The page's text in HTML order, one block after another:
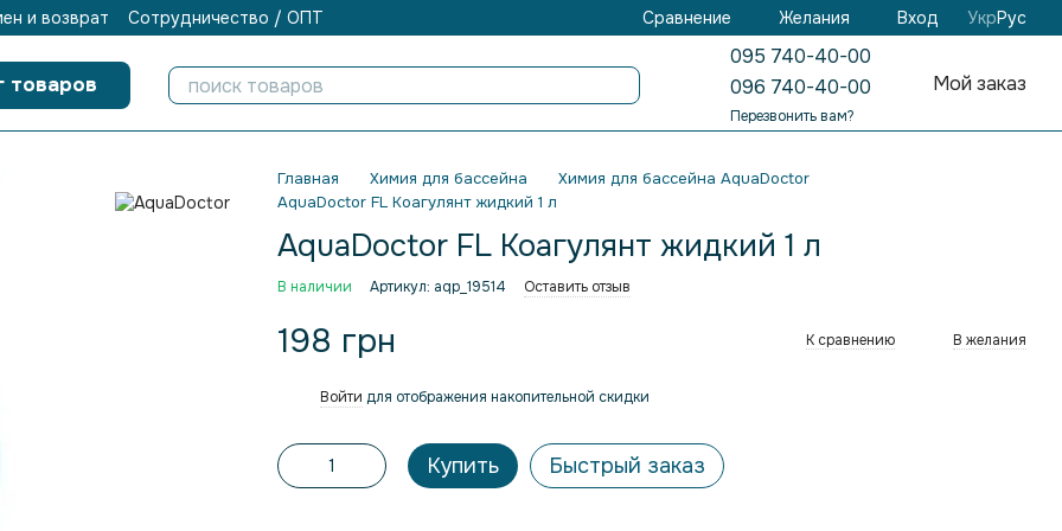
и возврат Сотрудничество / ОПТ Сравнение Желания Вход УкрРус
товаров
095 740-40-00
096 740-40-00
Перезвонить вам?
Мой заказ
Главная Химия для бассейна
Химия для бассейна AquaDoctor
AquaDoctor FL Коагулянт жидкий 1 л
AquaDoctor FL Коагулянт жидкий 1 л
В наличии Артикул: aqp_19514 Оставить отзыв
198 грн К сравнению В желания
Войти для отображения накопительной скидки
Купить Быстрый заказ